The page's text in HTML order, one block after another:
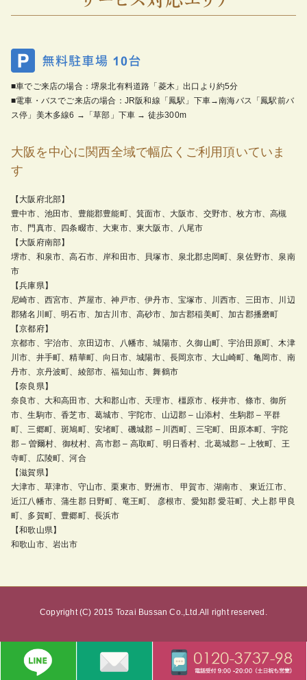
■車でご来店の場合：堺泉北有料道路「菱木」出口より約5分
■電車・バスでご来店の場合：JR阪和線「鳳駅」下車→南海バス「鳳駅前バ
ス停」美木多線6 →「草部」下車 → 徒歩300m
大阪を中心に関西全域で幅広くご利用頂いていま
す
【大阪府北部】
豊中市、池田市、豊能郡豊能町、箕面市、大阪市、交野市、枚方市、高槻
市、門真市、四条畷市、大東市、東大阪市、八尾市
【大阪府南部】
堺市、和泉市、高石市、岸和田市、貝塚市、泉北郡忠岡町、泉佐野市、泉南
市
【兵庫県】
尼崎市、西宮市、芦屋市、神戸市、伊丹市、宝塚市、川西市、三田市、川辺
郡猪名川町、明石市、加古川市、高砂市、加古郡稲美町、加古郡播磨町
【京都府】
京都市、宇治市、京田辺市、八幡市、城陽市、久御山町、宇治田原町、木津
川市、井手町、精華町、向日市、城陽市、長岡京市、大山崎町、亀岡市、南
丹市、京丹波町、綾部市、福知山市、舞鶴市
【奈良県】
奈良市、大和高田市、大和郡山市、天理市、橿原市、桜井市、條市、御所
市、生駒市、香芝市、葛城市、宇陀市、山辺郡 – 山添村、生駒郡 – 平群
町、三郷町、斑鳩町、安堵町、磯城郡 – 川西町、三宅町、田原本町、宇陀
郡 – 曽爾村、御杖村、高市郡 – 高取町、明日香村、北葛城郡 – 上牧町、王
寺町、広陵町、河合
【滋賀県】
大津市、草津市、守山市、栗東市、野洲市、 甲賀市、湖南市、 東近江市、
近江八幡市、蒲生郡 日野町、竜王町、 彦根市、愛知郡 愛荘町、犬上郡 甲良
町、多賀町、豊郷町、長浜市
【和歌山県】
和歌山市、岩出市
Copyright (C) 2015 Tozai Bussan Co.,Ltd.All right reserved.